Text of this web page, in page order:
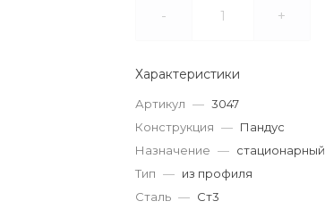
- +
Характеристики
Артикул — 3047
Конструкция — Пандус
Назначение — стационарный
Тип — из профиля
Сталь — Ст3